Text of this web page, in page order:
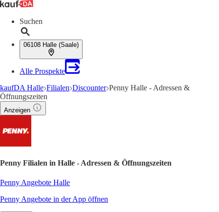
Suchen
06108 Halle (Saale)
Alle Prospekte
kaufDA Halle Filialen Discounter Penny Halle - Adressen &
Öffnungszeiten
Anzeigen
Penny Filialen in Halle - Adressen & Öffnungszeiten
Penny Angebote Halle
Penny Angebote in der App öffnen